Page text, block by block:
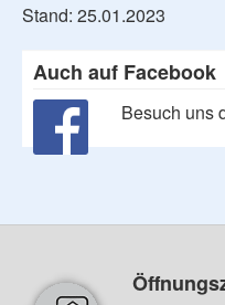
Stand: 25.01.2023
Auch auf Facebook
Besuch uns